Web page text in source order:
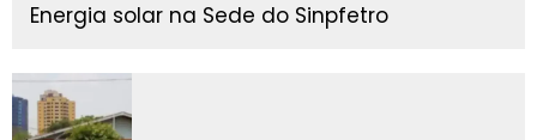
Energia solar na Sede do Sinpfetro